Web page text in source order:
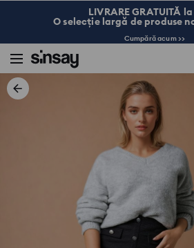
LIVRARE GRATUITĂ
O selecție largă de produse
Cumpără acum >>